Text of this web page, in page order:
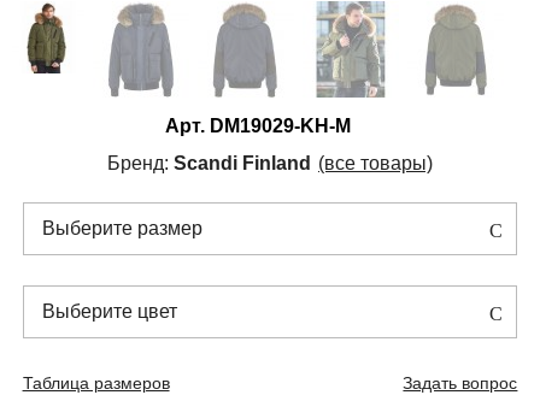
Арт. DM19029-KH-M
Бренд: Scandi Finland (все товары)
Выберите размер
Выберите цвет
Таблица размеров Задать вопрос